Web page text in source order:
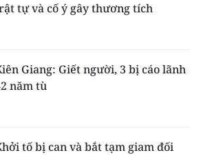
tự và cố ý gây thương tích
Giang: Giết người, 3 bị cáo lãnh
năm tù
tố bị can và bắt tạm giam đối